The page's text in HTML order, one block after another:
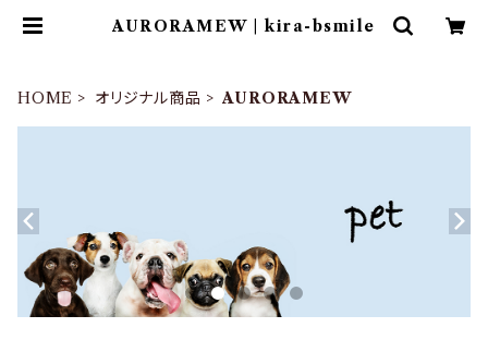
AURORAMEW | kira-bsmile
HOME オリジナル商品 AURORAMEW